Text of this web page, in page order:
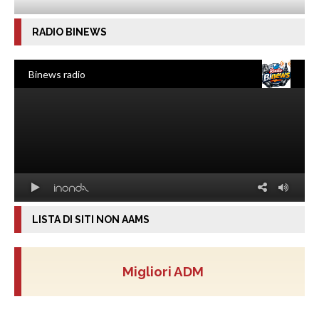
RADIO BINEWS
LISTA DI SITI NON AAMS
Migliori ADM